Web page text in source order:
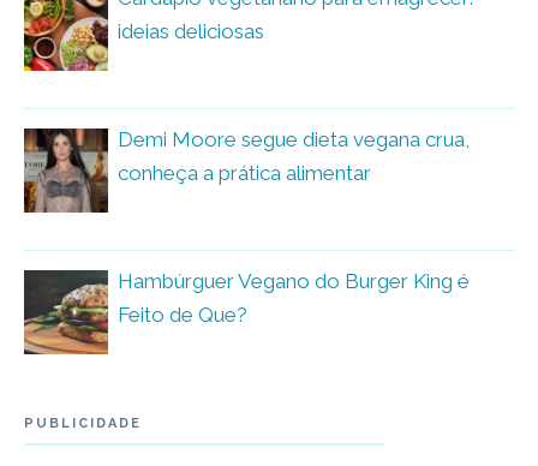
ideias deliciosas
Demi Moore segue dieta vegana crua,
conheça a prática alimentar
Hambúrguer Vegano do Burger King é
Feito de Que?
PUBLICIDADE